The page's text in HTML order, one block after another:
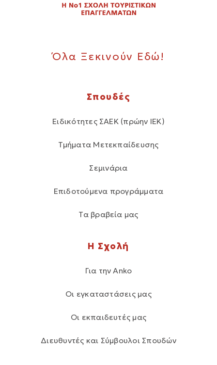
Όλα Ξεκινούν Εδώ!
Σπουδές
Ειδικότητες ΣΑΕΚ (πρώην ΙΕΚ)
Τμήματα Μετεκπαίδευσης
Σεμινάρια
Επιδοτούμενα προγράμματα
Τα βραβεία μας
Η Σχολή
Για την Anko
Οι εγκαταστάσεις μας
Οι εκπαιδευτές μας
Διευθυντές και Σύμβουλοι Σπουδών